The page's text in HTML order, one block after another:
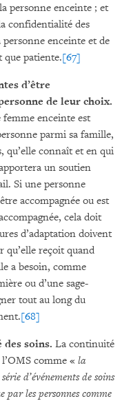
personne enceinte ; et
confidentialité des
enceinte et de
patiente.[67]
d’être
de leur choix.
femme enceinte est
parmi sa famille,
qu’elle connaît et en qui
un soutien
Si une personne
accompagnée ou est
cela doit
d’adaptation doivent
qu’elle reçoit quand
a besoin, comme
ou d’une sage-
tout au long du
[68]
soins. La continuité
comme « la
d’événements de soins
par les personnes comme